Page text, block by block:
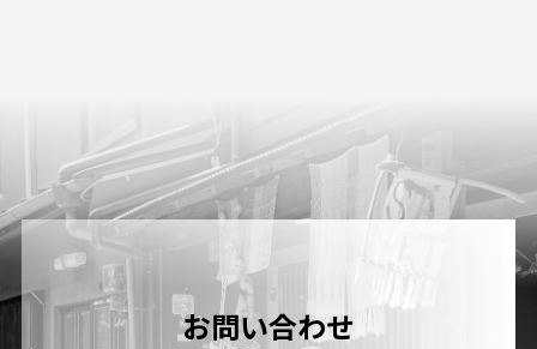
お問い合わせ